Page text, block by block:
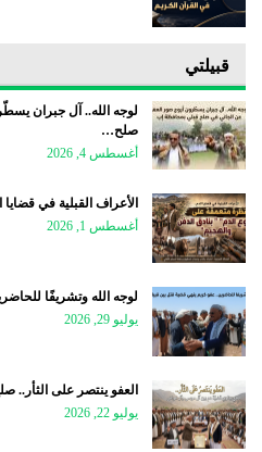
قبيلتي
لوجه الله.. آل جبران
صلح…
أغسطس 4, 2026
الأعراف القبلية في
أغسطس 1, 2026
لوجه الله وتشريفًا
يوليو 29, 2026
العفو ينتصر على
يوليو 22, 2026